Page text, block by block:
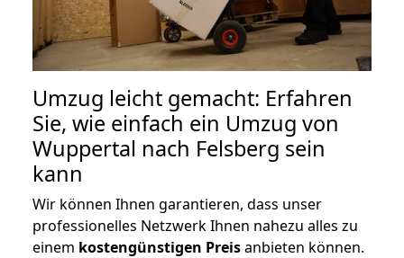
Umzug leicht gemacht: Erfahren
Sie, wie einfach ein Umzug von
Wuppertal nach Felsberg sein
kann
Wir können Ihnen garantieren, dass unser
professionelles Netzwerk Ihnen nahezu alles zu
einem kostengünstigen Preisanbieten können.